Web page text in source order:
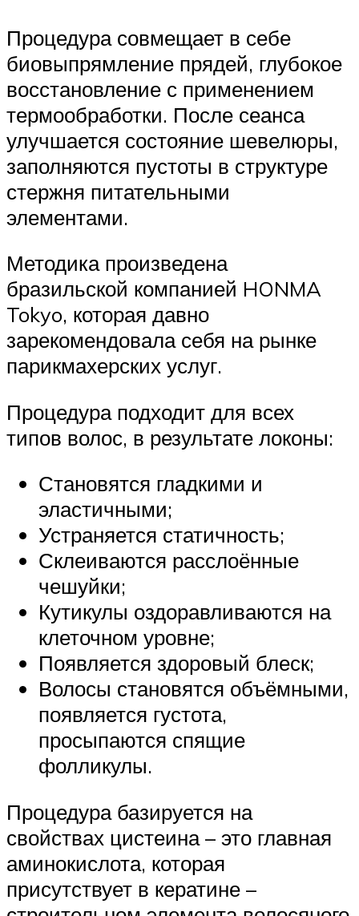
Процедура совмещает в себе
биовыпрямление прядей, глубокое
восстановление с применением
термообработки. После сеанса
улучшается состояние шевелюры,
заполняются пустоты в структуре
стержня питательными
элементами.
Методика произведена
бразильской компанией HONMA
Tokyo, которая давно
зарекомендовала себя на рынке
парикмахерских услуг.
Процедура подходит для всех
типов волос, в результате локоны:
Становятся гладкими и
эластичными;
Устраняется статичность;
Склеиваются расслоённые
чешуйки;
Кутикулы оздоравливаются на
клеточном уровне;
Появляется здоровый блеск;
Волосы становятся объёмными,
появляется густота,
просыпаются спящие
фолликулы.
Процедура базируется на
свойствах цистеина – это главная
аминокислота, которая
присутствует в кератине –